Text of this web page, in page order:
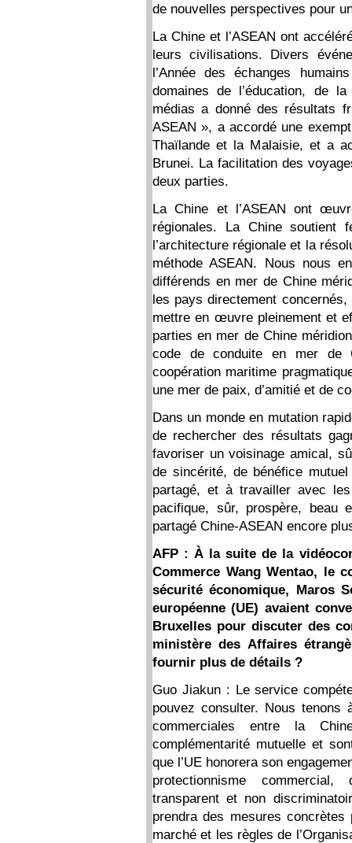
de nouvelles perspectives pour
La Chine et l’ASEAN ont
leurs civilisations. Divers
l’Année des échanges
domaines de l’éducation, de
médias a donné des résultats
ASEAN », a accordé une
Thaïlande et la Malaisie, et a
Brunei. La facilitation des
deux parties.
La Chine et l’ASEAN ont
régionales. La Chine soutient
l’architecture régionale et la
méthode ASEAN. Nous nous
différends en mer de Chine
les pays directement
mettre en œuvre pleinement et
parties en mer de Chine
code de conduite en mer de
coopération maritime
une mer de paix, d’amitié et de
Dans un monde en mutation
de rechercher des résultats
favoriser un voisinage amical,
de sincérité, de bénéfice
partagé, et à travailler avec
pacifique, sûr, prospère, beau
partagé Chine-ASEAN encore
AFP : À la suite de la
Commerce Wang Wentao, le
sécurité économique, Maros
européenne (UE) avaient
Bruxelles pour discuter des
ministère des Affaires
fournir plus de détails ?
Guo Jiakun : Le service
pouvez consulter. Nous tenons
commerciales entre la
complémentarité mutuelle et
que l’UE honorera son
protectionnisme
transparent et non
prendra des mesures concrètes
marché et les règles de